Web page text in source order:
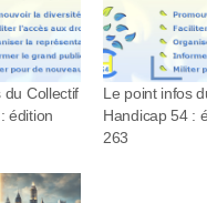
du Collectif
édition
Le point infos
Handicap 54 :
263